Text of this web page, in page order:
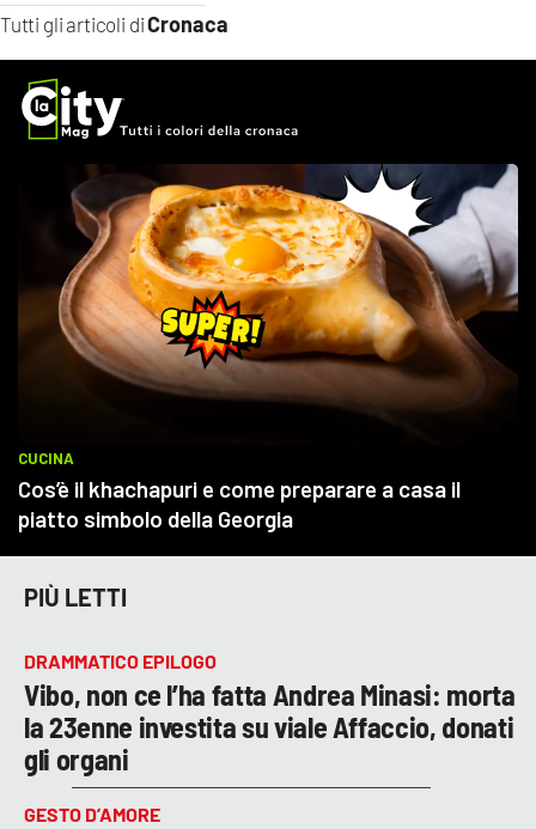
Tutti gli articoli diCronaca
PIÙ LETTI
DRAMMATICO EPILOGO
Vibo, non ce l’ha fatta Andrea Minasi: morta
la 23enne investita su viale Affaccio, donati
gli organi
GESTO D’AMORE